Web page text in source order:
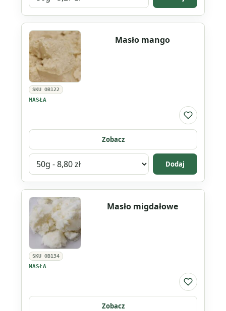
wariant
produktu
Masło
kokum
SKU OB122
MASŁA
Masło mango
Do listy
Zobacz
Wybierz
wariant
produktu
Masło
mango
Dodaj
SKU OB134
MASŁA
Masło migdałowe
Do listy
Zobacz